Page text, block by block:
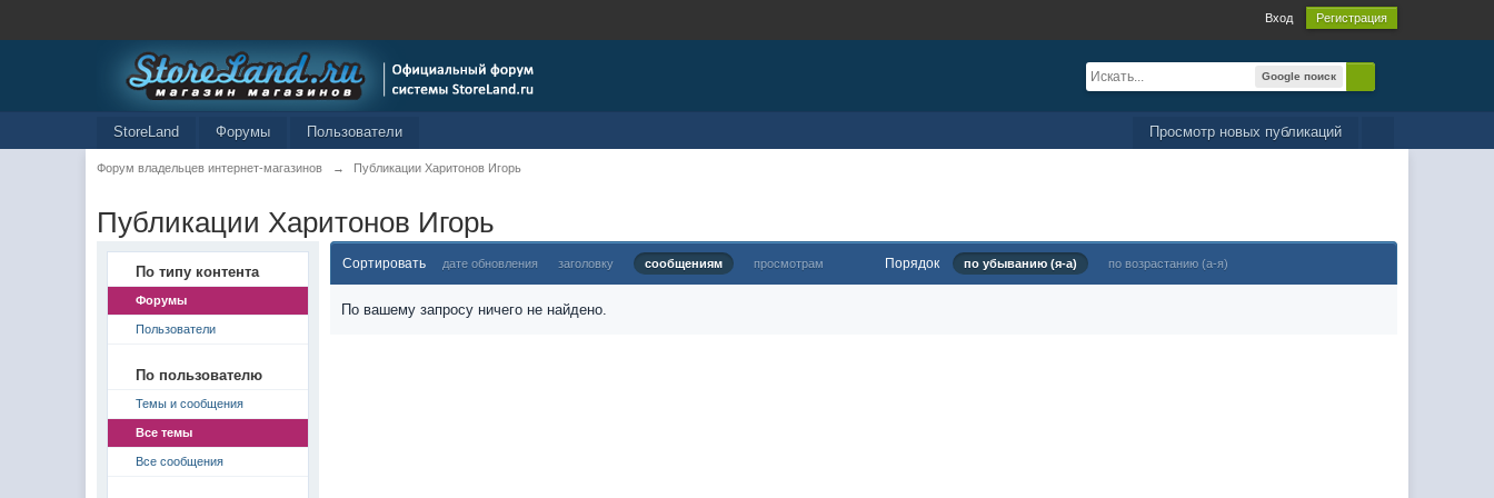
Вход Регистрация
Google поиск
Просмотр новых публикаций
StoreLand Форумы Пользователи
Форум владельцев интернет-магазинов → Публикации Харитонов Игорь
Публикации Харитонов Игорь
По типу контента
Форумы
Пользователи
По пользователю
Темы и сообщения
Все темы
Все сообщения
Сортировать дате обновления заголовку сообщениям просмотрам Порядок по убыванию (я-а) по возрастанию (а-я)
По вашему запросу ничего не найдено.